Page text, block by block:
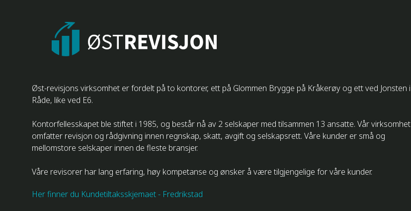
Øst-revisjons virksomhet er fordelt på to kontorer, ett på Glommen Brygge på Kråkerøy og ett ved Jonsten i
Råde, like ved E6.
Kontorfellesskapet ble stiftet i 1985, og består nå av 2 selskaper med tilsammen 13 ansatte. Vår virksomhet
omfatter revisjon og rådgivning innen regnskap, skatt, avgift og selskapsrett. Våre kunder er små og
mellomstore selskaper innen de fleste bransjer.
Våre revisorer har lang erfaring, høy kompetanse og ønsker å være tilgjengelige for våre kunder.
Her finner du Kundetiltaksskjemaet - Fredrikstad